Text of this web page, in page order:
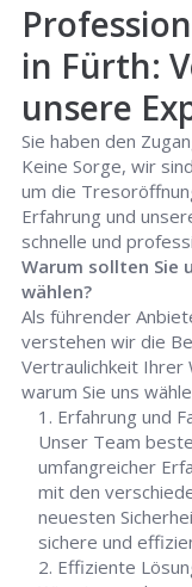
in Fürth:
unsere
Sie haben den
Keine Sorge, wir
um die
Erfahrung und
schnelle und
Warum sollten Sie
wählen?
Als führender
verstehen wir die
Vertraulichkeit Ihrer
warum Sie uns
Erfahrung und
Unser Team
umfangreicher
mit den
neuesten
sichere und
Effiziente